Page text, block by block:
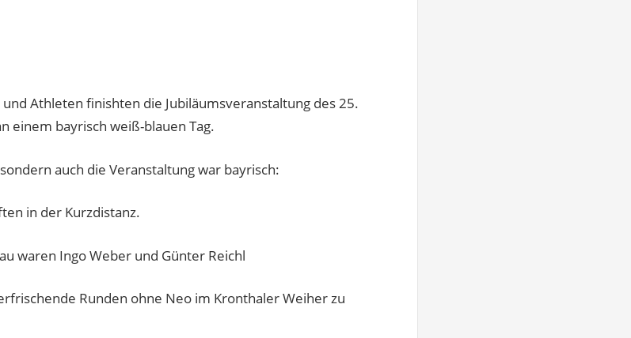
Athleten finishten die Jubiläumsveranstaltung des 25.
einem bayrisch weiß-blauen Tag.
auch die Veranstaltung war bayrisch:
in der Kurzdistanz.
waren Ingo Weber und Günter Reichl
Runden ohne Neo im Kronthaler Weiher zu